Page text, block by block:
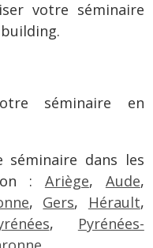
votre séminaire
séminaire en
dans les
: Ariège, Aude,
, Gers, Hérault,
, Pyrénées-